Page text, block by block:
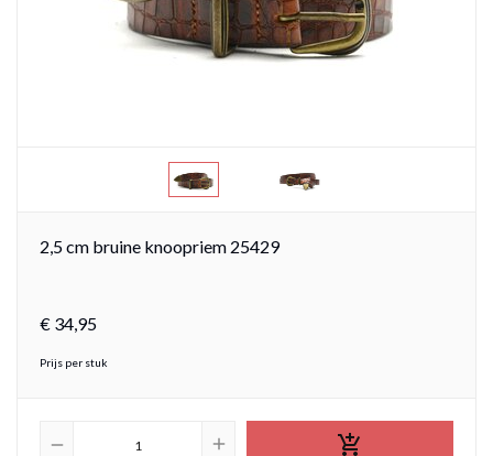
2,5 cm bruine knoopriem 25429
€ 34,95
Prijs per stuk
remove add 